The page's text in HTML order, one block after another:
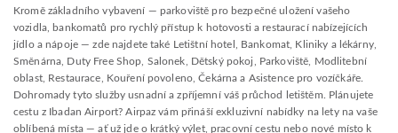
Kromě základního vybavení — parkoviště pro bezpečné uložení vašeho
vozidla, bankomatů pro rychlý přístup k hotovosti a restaurací nabízejících
jídlo a nápoje — zde najdete také Letištní hotel, Bankomat, Kliniky a lékárny,
Směnárna, Duty Free Shop, Salonek, Dětský pokoj, Parkoviště, Modlitební
oblast, Restaurace, Kouření povoleno, Čekárna a Asistence pro vozíčkáře.
Dohromady tyto služby usnadní a zpříjemní váš průchod letištěm. Plánujete
cestu z Ibadan Airport? Airpaz vám přináší exkluzivní nabídky na lety na vaše
oblíbená místa — ať už jde o krátký výlet, pracovní cestu nebo nové místo k